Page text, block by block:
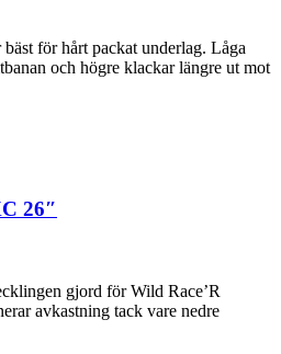
för hårt packat underlag. Låga
och högre klackar längre ut mot
26″
gjord för Wild Race’R
avkastning tack vare nedre